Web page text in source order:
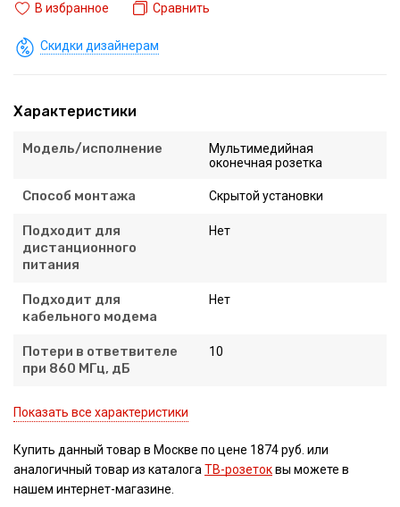
В избранное Сравнить
Скидки дизайнерам
Характеристики
Модель/исполнение
Мультимедийная
оконечная розетка
Способ монтажа Скрытой установки
Подходит для
дистанционного
питания
Нет
Подходит для
кабельного модема
Нет
Потери в ответвителе
при 860 МГц, дБ
10
Показать все характеристики
Купить данный товар в Москве по цене 1874 руб. или
аналогичный товар из каталогаТВ-розетоквы можете в
нашем интернет-магазине.